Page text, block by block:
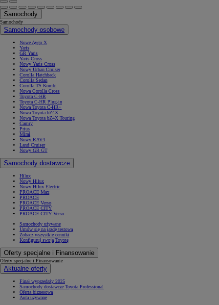
Samochody
Samochody
Samochody osobowe
Nowe Aygo X
Yaris
GR Yaris
Yaris Cross
Nowy Yaris Cross
Nowy Urban Cruiser
Corolla Hatchback
Corolla Sedan
Corolla TS Kombi
Nowa Corolla Cross
Toyota C-HR
Toyota C-HR Plug-in
Nowa Toyota C-HR+
Nowa Toyota bZ4X
Nowa Toyota bZ4X Touring
Camry
Prius
Mirai
Nowy RAV4
Land Cruiser
Nowy GR GT
Samochody dostawcze
Hilux
Nowy Hilux
Nowy Hilux Electric
PROACE Max
PROACE
PROACE Verso
PROACE CITY
PROACE CITY Verso
Samochody używane
Umów się na jazdę testową
Zobacz wszystkie cenniki
Konfiguruj swoją Toyotę
Oferty specjalne i Finansowanie
Oferty specjalne i Finansowanie
Aktualne oferty
Finał wyprzedaży 2025
Samochody dostawcze Toyota Professional
Oferta biznesowa
Auta używane